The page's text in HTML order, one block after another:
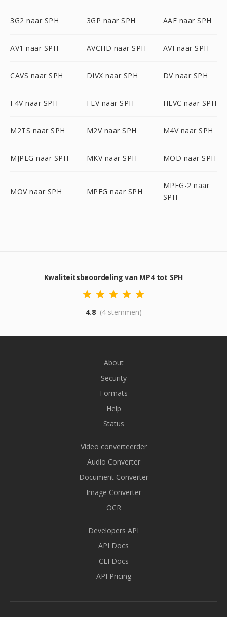
3G2 naar SPH 3GP naar SPH AAF naar SPH
AV1 naar SPH AVCHD naar SPH AVI naar SPH
CAVS naar SPH DIVX naar SPH DV naar SPH
F4V naar SPH FLV naar SPH HEVC naar SPH
M2TS naar SPH M2V naar SPH M4V naar SPH
MJPEG naar SPH MKV naar SPH MOD naar SPH
MOV naar SPH MPEG naar SPH
MPEG-2 naar
SPH
Kwaliteitsbeoordeling van MP4 tot SPH
4.8 (4 stemmen)
About
Security
Formats
Help
Status
Video converteerder
Audio Converter
Document Converter
Image Converter
OCR
Developers API
API Docs
CLI Docs
API Pricing